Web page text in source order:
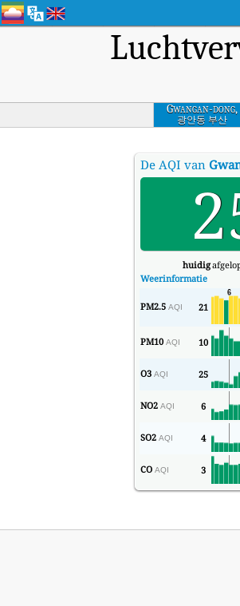
Gwangan-dong,
Suyeong-gu, Busan
광안동 부산
De AQI van
huidig
Weerinformatie
PM2.5 AQI 21
PM10 AQI 10
O3 AQI 25
NO2 AQI 6
SO2 AQI 4
CO AQI 3